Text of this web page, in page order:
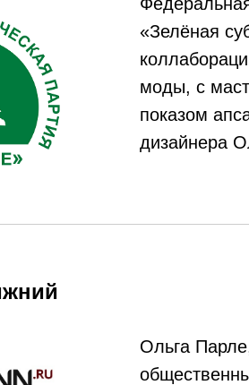
«Зелёная
моды, с
показом
дизайнера
Ольга